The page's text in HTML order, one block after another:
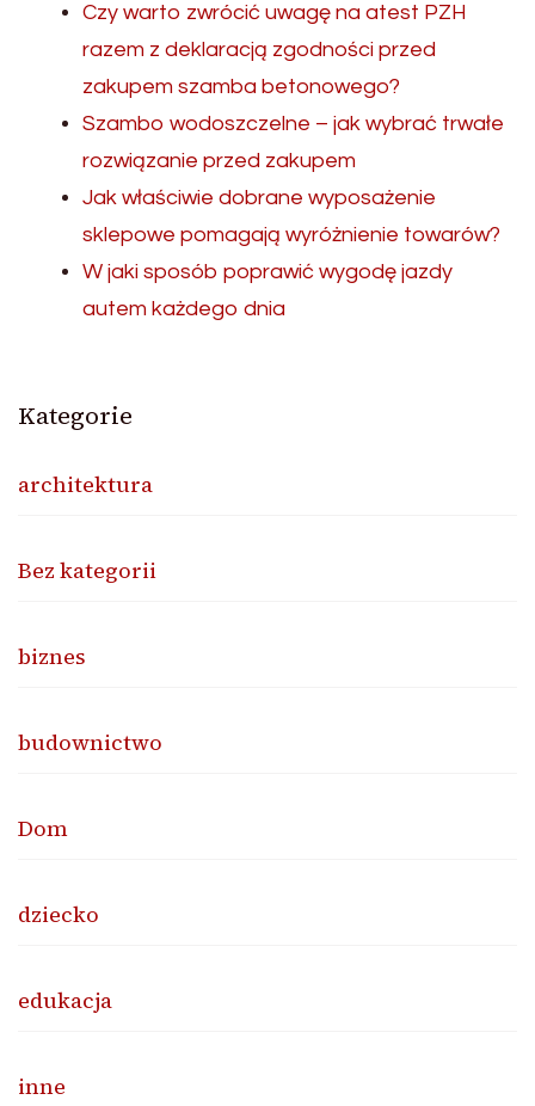
Czy warto zwrócić uwagę na atest PZH
razem z deklaracją zgodności przed
zakupem szamba betonowego?
Szambo wodoszczelne – jak wybrać trwałe
rozwiązanie przed zakupem
Jak właściwie dobrane wyposażenie
sklepowe pomagają wyróżnienie towarów?
W jaki sposób poprawić wygodę jazdy
autem każdego dnia
Kategorie
architektura
Bez kategorii
biznes
budownictwo
Dom
dziecko
edukacja
inne